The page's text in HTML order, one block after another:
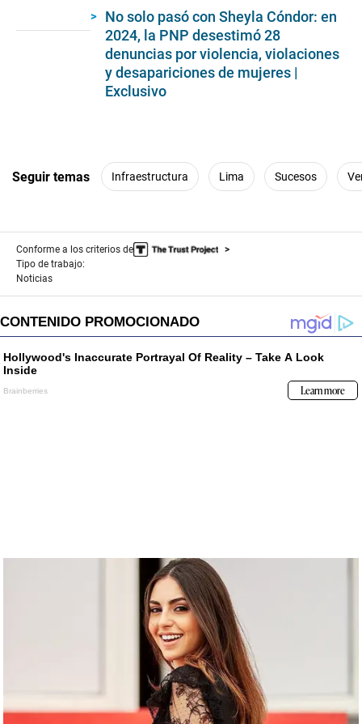
No solo pasó con Sheyla Cóndor: en
2024, la PNP desestimó 28
denuncias por violencia, violaciones
y desapariciones de mujeres |
Exclusivo
Seguir temas Infraestructura Lima Sucesos
Conforme a los criterios de
Tipo de trabajo:
Noticias